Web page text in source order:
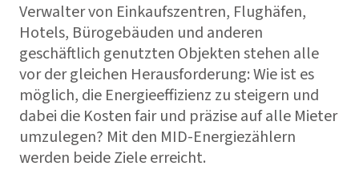
Verwalter von Einkaufszentren, Flughäfen,
Hotels, Bürogebäuden und anderen
geschäftlich genutzten Objekten stehen alle
vor der gleichen Herausforderung: Wie ist es
möglich, die Energieeffizienz zu steigern und
dabei die Kosten fair und präzise auf alle Mieter
umzulegen? Mit den MID-Energiezählern
werden beide Ziele erreicht.